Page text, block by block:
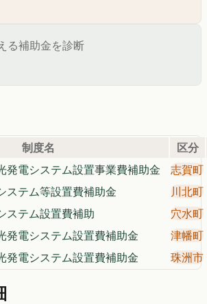
る補助金を診断
制度名
区分
発電システム設置事業費補助金
志賀町
ステム等設置費補助金
川北町
ステム設置費補助
穴水町
発電システム設置費補助金
津幡町
発電システム設置費補助金
珠洲市